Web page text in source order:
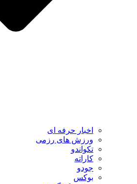
اخبار حرفه ای
ورزش های رزمی
تکواندو
کاراته
جودو
بوکس